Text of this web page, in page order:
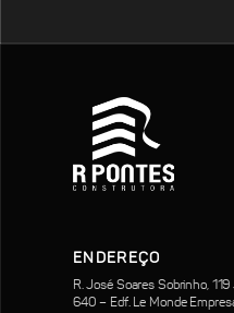
ENDEREÇO
R. José Soares Sobrinho,
640 – Edf. Le Monde